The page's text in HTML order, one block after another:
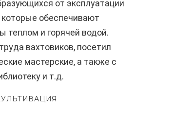
от эксплуатации
которые обеспечивают
теплом и горячей водой.
вахтовиков, посетил
мастерские, а также с
и т.д.